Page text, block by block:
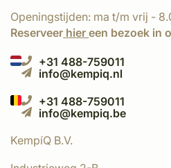
Openingstijden: ma t/m vrij -
Reserveer hier een bezoek in
+31 488-759011
info@kempiq.nl
+31 488-759011
info@kempiq.be
KempíQ B.V.